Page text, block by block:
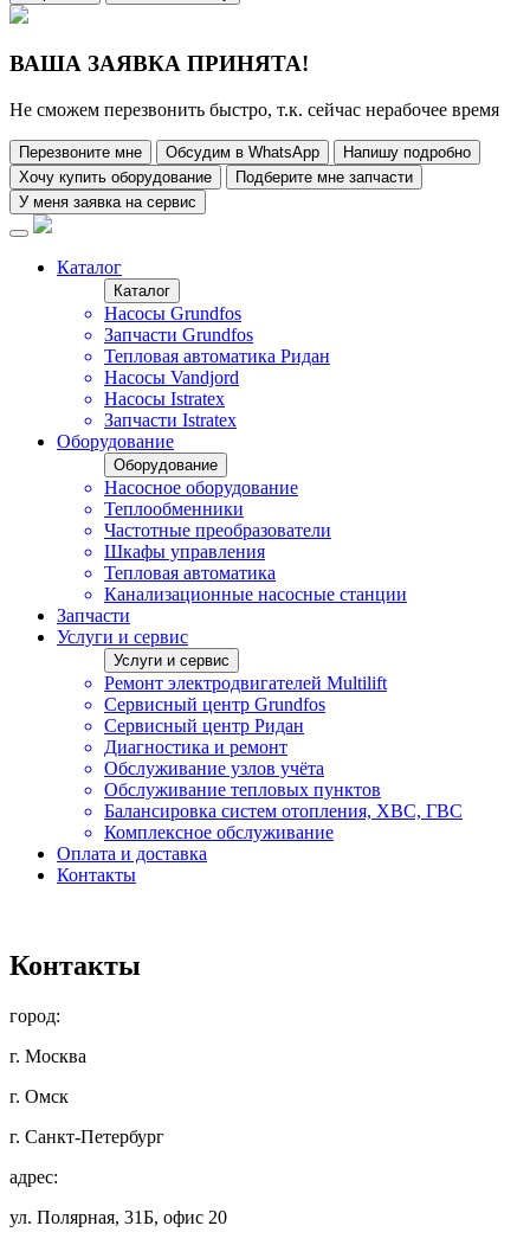
ВАША ЗАЯВКА ПРИНЯТА!
Не сможем перезвонить быстро, т.к. сейчас нерабочее время
Перезвоните мне Обсудим в WhatsApp
Напишу подробно
Хочу купить оборудование
Подберите мне запчасти
У меня заявка на сервис
Каталог
Каталог
Насосы Grundfos
Запчасти Grundfos
Тепловая автоматика Ридан
Насосы Vandjord
Насосы Istratex
Запчасти Istratex
Оборудование
Оборудование
Насосное оборудование
Теплообменники
Частотные преобразователи
Шкафы управления
Тепловая автоматика
Канализационные насосные станции
Запчасти
Услуги и сервис
Услуги и сервис
Ремонт электродвигателей Multilift
Сервисный центр Grundfos
Сервисный центр Ридан
Диагностика и ремонт
Обслуживание узлов учёта
Обслуживание тепловых пунктов
Балансировка систем отопления, ХВС, ГВС
Комплексное обслуживание
Оплата и доставка
Контакты
Контакты
город:
г. Москва
г. Омск
г. Санкт-Петербург
адрес:
ул. Полярная, 31Б, офис 20